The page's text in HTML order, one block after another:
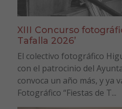
XIII Concurso
Tafalla 2026’
El colectivo fotográfico
con el patrocinio del
convoca un año más, y ya
Fotográfico “Fiestas de T...